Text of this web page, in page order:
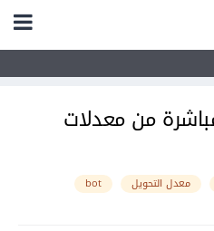
من معدلات
معدل التحويل bot